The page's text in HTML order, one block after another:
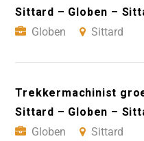
Sittard – Globen –
Globen
Sittard
Trekkermachinist
Sittard – Globen –
Globen
Sittard